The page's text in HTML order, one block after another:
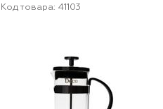
Код товара: 41103